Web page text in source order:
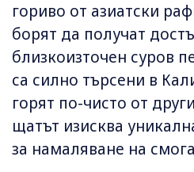
гориво от азиатски
борят да получат
близкоизточен суров
са силно търсени в
горят по-чисто от
щатът изисква
за намаляване на